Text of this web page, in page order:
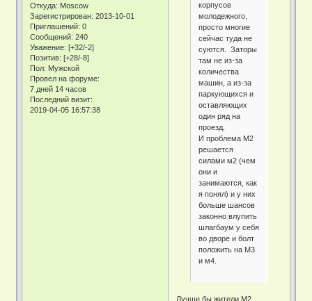
Откуда: Moscow
Зарегистрирован: 2013-10-01
Приглашений: 0
Сообщений: 240
Уважение: [+32/-2]
Позитив: [+28/-8]
Пол: Мужской
Провел на форуме:
7 дней 14 часов
Последний визит:
2019-04-05 16:57:38
корпусов
молодежного,
просто многие
сейчас туда не
суются. Заторы
там не из-за
количества
машин, а из-за
паркующихся и
оставляющих
один ряд на
проезд.
И проблема М2
решается
силами м2 (чем
они и
занимаются, как
я понял) и у них
больше шансов
законно влупить
шлагбаум у себя
во дворе и болт
положить на М3
и м4.
Лучше бы жители М2